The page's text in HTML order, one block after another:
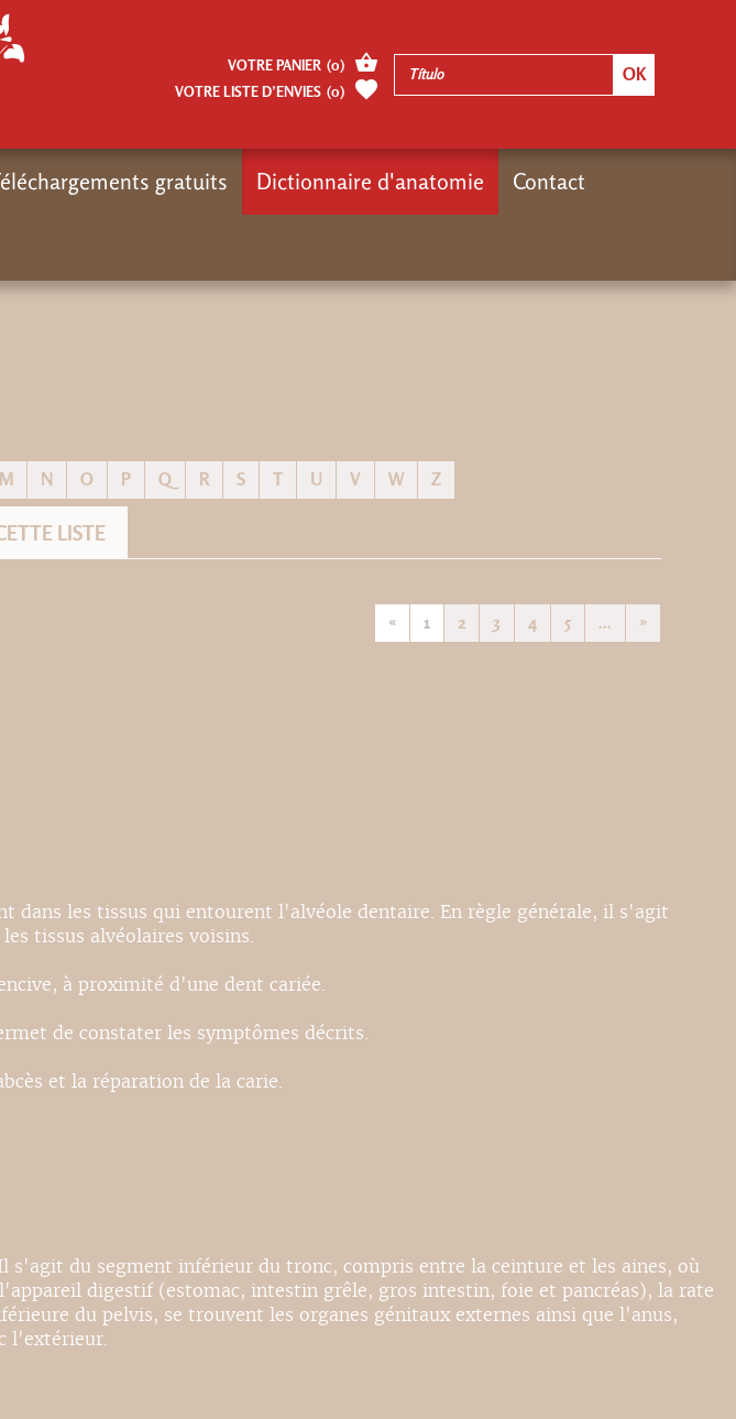
M N O P Q R S T U V W Z
LISTE
« 1 2 3 4 5 ... »
dans les tissus qui entourent l'alvéole dentaire. En règle générale, il s'agit
tissus alvéolaires voisins.
à proximité d'une dent cariée.
de constater les symptômes décrits.
et la réparation de la carie.
du segment inférieur du tronc, compris entre la ceinture et les aines, où
digestif (estomac, intestin grêle, gros intestin, foie et pancréas), la rate
du pelvis, se trouvent les organes génitaux externes ainsi que l'anus,
l'extérieur.
VOTRE PANIER (0)
VOTRE LISTE D’ENVIES (0)
gratuits Dictionnaire d'anatomie Contact